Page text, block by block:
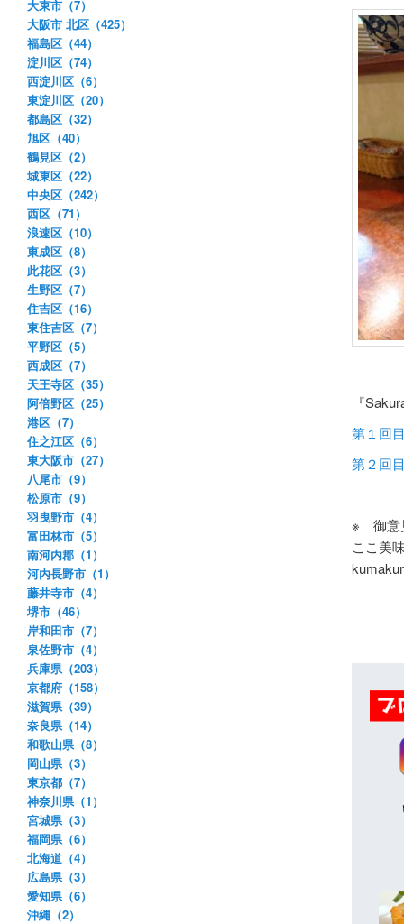
『
第１回
第２回
※ 御意
ここ美
大東市（7）
大阪市 北区（425）
福島区（44）
淀川区（74）
西淀川区（6）
東淀川区（20）
都島区（32）
旭区（40）
鶴見区（2）
城東区（22）
中央区（242）
西区（71）
浪速区（10）
東成区（8）
此花区（3）
生野区（7）
住吉区（16）
東住吉区（7）
平野区（5）
西成区（7）
天王寺区（35）
阿倍野区（25）
港区（7）
住之江区（6）
東大阪市（27）
八尾市（9）
松原市（9）
羽曳野市（4）
富田林市（5）
南河内郡（1）
河内長野市（1）
藤井寺市（4）
堺市（46）
岸和田市（7）
泉佐野市（4）
兵庫県（203）
京都府（158）
滋賀県（39）
奈良県（14）
和歌山県（8）
岡山県（3）
東京都（7）
神奈川県（1）
宮城県（3）
福岡県（6）
北海道（4）
広島県（3）
愛知県（6）
沖縄（2）